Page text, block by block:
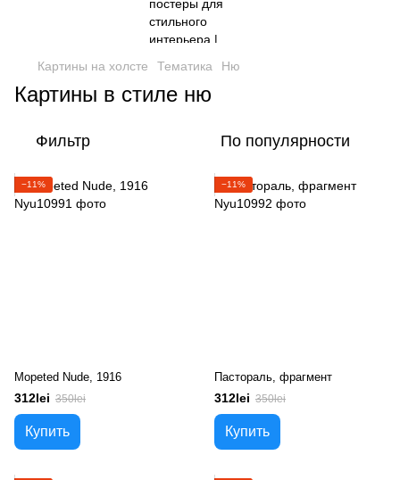
Картины на холсте Тематика Ню
Картины в стиле ню
Фильтр По популярности
−11%
Мореted Nude, 1916
312lei 350lei
Купить
−11%
Пастораль, фрагмент
312lei 350lei
Купить